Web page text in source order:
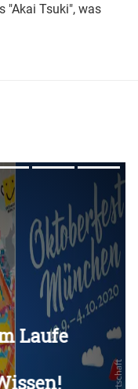
"Akai Tsuki", was
Überspringen
Überspringen